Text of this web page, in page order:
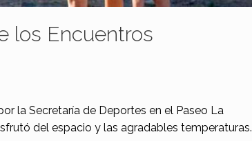
los Encuentros
la Secretaría de Deportes en el Paseo La
del espacio y las agradables temperaturas.